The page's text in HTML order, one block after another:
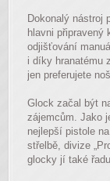
Dokonalý nástroj
hlavni
odjišťování
i díky hranatému
jen preferujete
Glock začal být
zájemcům. Jako
nejlepší pistole
střelbě, divize
glocky jí také